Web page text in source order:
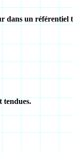
dans un référentiel
tendues.